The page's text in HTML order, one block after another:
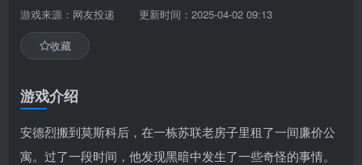
游戏来源：网友投递 更新时间：2025-04-02 09:13
收藏
游戏介绍
安德烈搬到莫斯科后，在一栋苏联老房子里租了一间廉价公
寓。过了一段时间，他发现黑暗中发生了一些奇怪的事情。